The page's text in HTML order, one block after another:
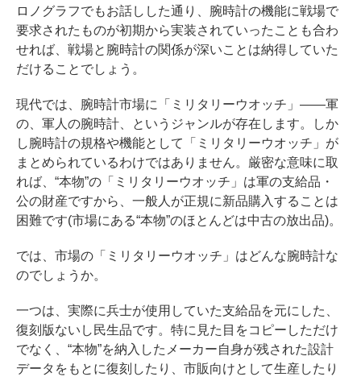
ロノグラフでもお話しした通り、腕時計の機能に戦場で
要求されたものが初期から実装されていったことも合わ
せれば、戦場と腕時計の関係が深いことは納得していた
だけることでしょう。
現代では、腕時計市場に「ミリタリーウオッチ」――軍
の、軍人の腕時計、というジャンルが存在します。しか
し腕時計の規格や機能として「ミリタリーウオッチ」が
まとめられているわけではありません。厳密な意味に取
れば、“本物”の「ミリタリーウオッチ」は軍の支給品・
公の財産ですから、一般人が正規に新品購入することは
困難です(市場にある“本物”のほとんどは中古の放出品)。
では、市場の「ミリタリーウオッチ」はどんな腕時計な
のでしょうか。
一つは、実際に兵士が使用していた支給品を元にした、
復刻版ないし民生品です。特に見た目をコピーしただけ
でなく、“本物”を納入したメーカー自身が残された設計
データをもとに復刻したり、市販向けとして生産したり